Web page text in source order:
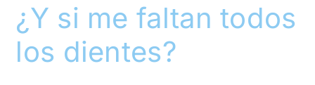
¿Y si me faltan todos
los dientes?